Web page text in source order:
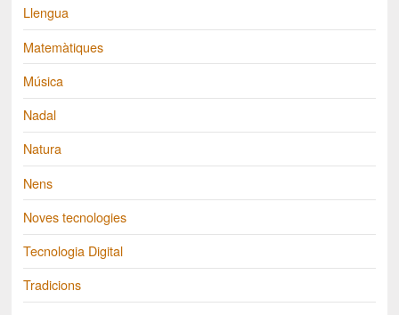
Llengua
Matemàtiques
Música
Nadal
Natura
Nens
Noves tecnologies
Tecnologia Digital
Tradicions